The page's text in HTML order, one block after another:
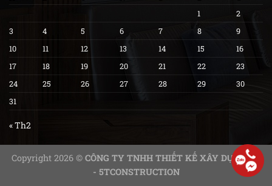
1
2
3
4 5 6 7 8
9
10
11 12 13 14 15
16
17
18 19 20 21 22
23
24
25 26 27 28 29
30
31
« Th2
Copyright 2026 © CÔNG TY TNHH THIẾT KẾ XÂY DỰNG 5T
- 5TCONSTRUCTION